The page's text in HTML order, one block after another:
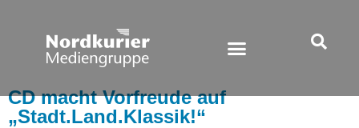
CD macht Vorfreude auf
„Stadt.Land.Klassik!“